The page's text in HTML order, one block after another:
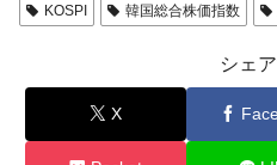
KOSPI
韓国総合株価指数
シェ
X